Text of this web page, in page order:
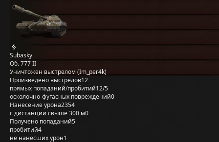
Subasky
Об. 777 II
Уничтожен выстрелом (Im_per4k)
Произведено выстрелов12
прямых попаданий/пробитий12/5
осколочно-фугасных повреждений0
Нанесение урона2354
с дистанции свыше 300 м0
Получено попаданий5
пробитий4
не нанёсших урон1